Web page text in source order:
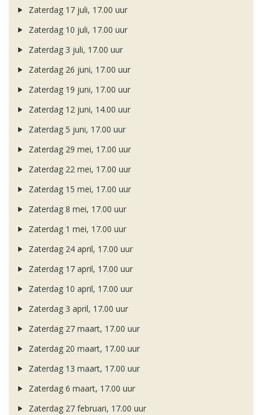
Zaterdag 17 juli, 17.00 uur
Zaterdag 10 juli, 17.00 uur
Zaterdag 3 juli, 17.00 uur
Zaterdag 26 juni, 17.00 uur
Zaterdag 19 juni, 17.00 uur
Zaterdag 12 juni, 14.00 uur
Zaterdag 5 juni, 17.00 uur
Zaterdag 29 mei, 17.00 uur
Zaterdag 22 mei, 17.00 uur
Zaterdag 15 mei, 17.00 uur
Zaterdag 8 mei, 17.00 uur
Zaterdag 1 mei, 17.00 uur
Zaterdag 24 april, 17.00 uur
Zaterdag 17 april, 17.00 uur
Zaterdag 10 april, 17.00 uur
Zaterdag 3 april, 17.00 uur
Zaterdag 27 maart, 17.00 uur
Zaterdag 20 maart, 17.00 uur
Zaterdag 13 maart, 17.00 uur
Zaterdag 6 maart, 17.00 uur
Zaterdag 27 februari, 17.00 uur